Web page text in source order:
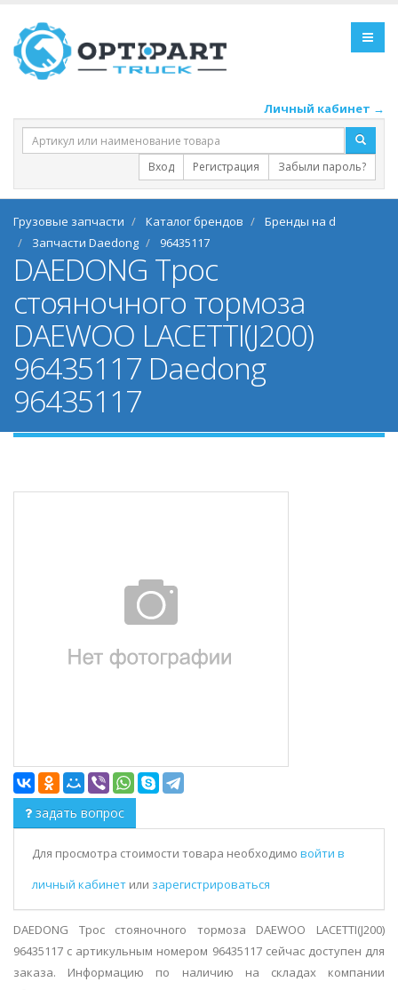
Личный кабинет →
Вход Регистрация Забыли пароль?
Грузовые запчасти Каталог брендов
Бренды на d
Запчасти Daedong
96435117
DAEDONG Трос
стояночного тормоза
DAEWOO LACETTI(J200)
96435117 Daedong
96435117
задать вопрос
Для просмотра стоимости товара необходимо войти в
личный кабинет или зарегистрироваться
DAEDONG Трос стояночного тормоза DAEWOO LACETTI(J200)
96435117 с артикульным номером 96435117 сейчас доступен для
заказа. Информацию по наличию на складах компании